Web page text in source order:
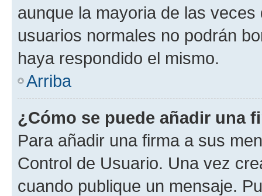
aunque la mayoria de las
usuarios normales no podrán
haya respondido el mismo.
Arriba
¿Cómo se puede añadir una
Para añadir una firma a sus
Control de Usuario. Una vez
cuando publique un mensaje.